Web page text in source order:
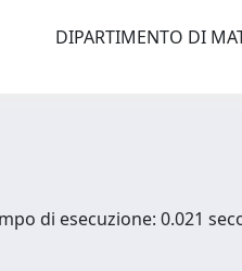
DIPARTIMENTO DI
di esecuzione: 0.021